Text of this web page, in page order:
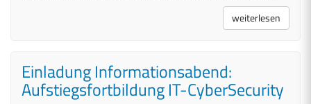
weiterlesen
Einladung Informationsabend:
Aufstiegsfortbildung IT-CyberSecurity